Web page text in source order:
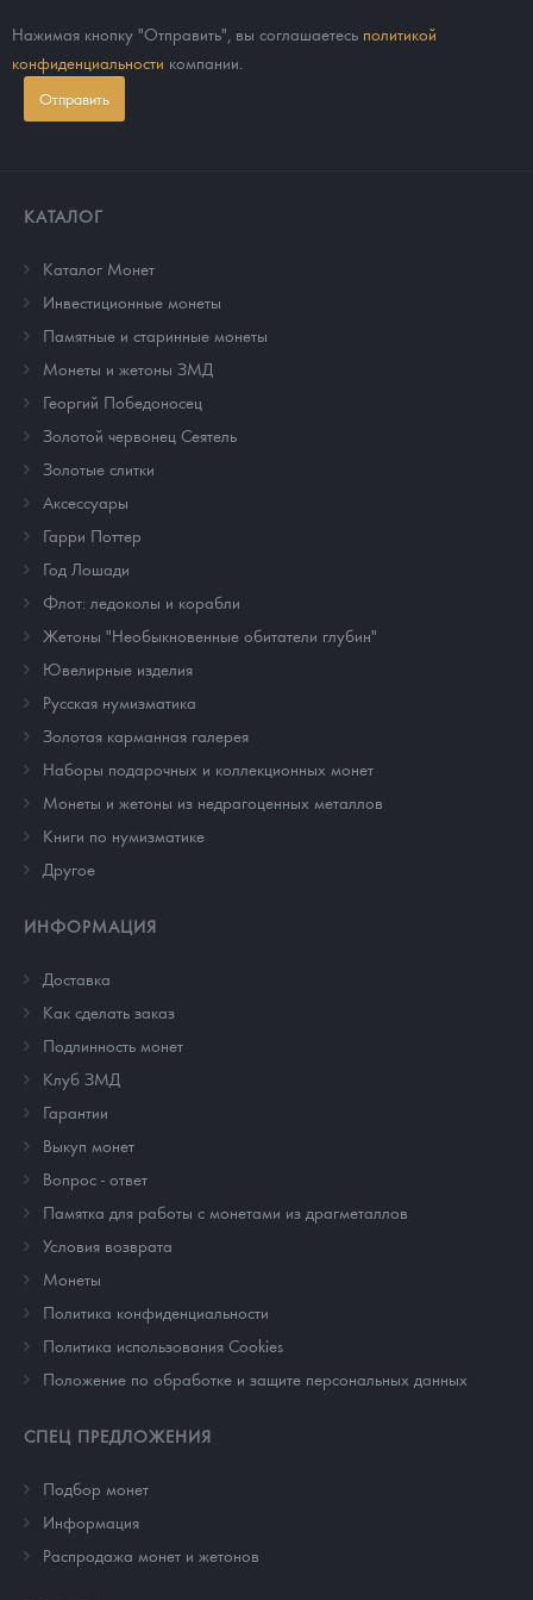
Нажимая кнопку "Отправить", вы соглашаетесь политикой
конфиденциальности компании.
Отправить
КАТАЛОГ
Каталог Монет
Инвестиционные монеты
Памятные и старинные монеты
Монеты и жетоны ЗМД
Георгий Победоносец
Золотой червонец Сеятель
Золотые слитки
Аксессуары
Гарри Поттер
Год Лошади
Флот: ледоколы и корабли
Жетоны "Необыкновенные обитатели глубин"
Ювелирные изделия
Русская нумизматика
Золотая карманная галерея
Наборы подарочных и коллекционных монет
Монеты и жетоны из недрагоценных металлов
Книги по нумизматике
Другое
ИНФОРМАЦИЯ
Доставка
Как сделать заказ
Подлинность монет
Клуб ЗМД
Гарантии
Выкуп монет
Вопрос - ответ
Памятка для работы с монетами из драгметаллов
Условия возврата
Монеты
Политика конфиденциальности
Политика использования Cookies
Положение по обработке и защите персональных данных
СПЕЦ ПРЕДЛОЖЕНИЯ
Подбор монет
Информация
Распродажа монет и жетонов